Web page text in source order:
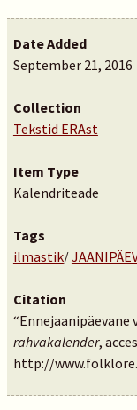
Date Added
September 21, 2016
Collection
Tekstid ERAst
Item Type
Kalendriteade
Tags
ilmastik/JAANIPÄEV
Citation
“Ennejaanipäevane
rahvakalender,
http://